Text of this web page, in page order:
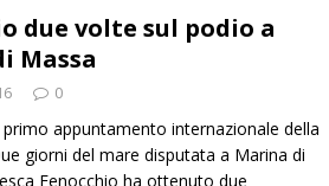
due volte sul podio a
Massa
0
primo appuntamento internazionale della
giorni del mare disputata a Marina di
Fenocchio ha ottenuto due